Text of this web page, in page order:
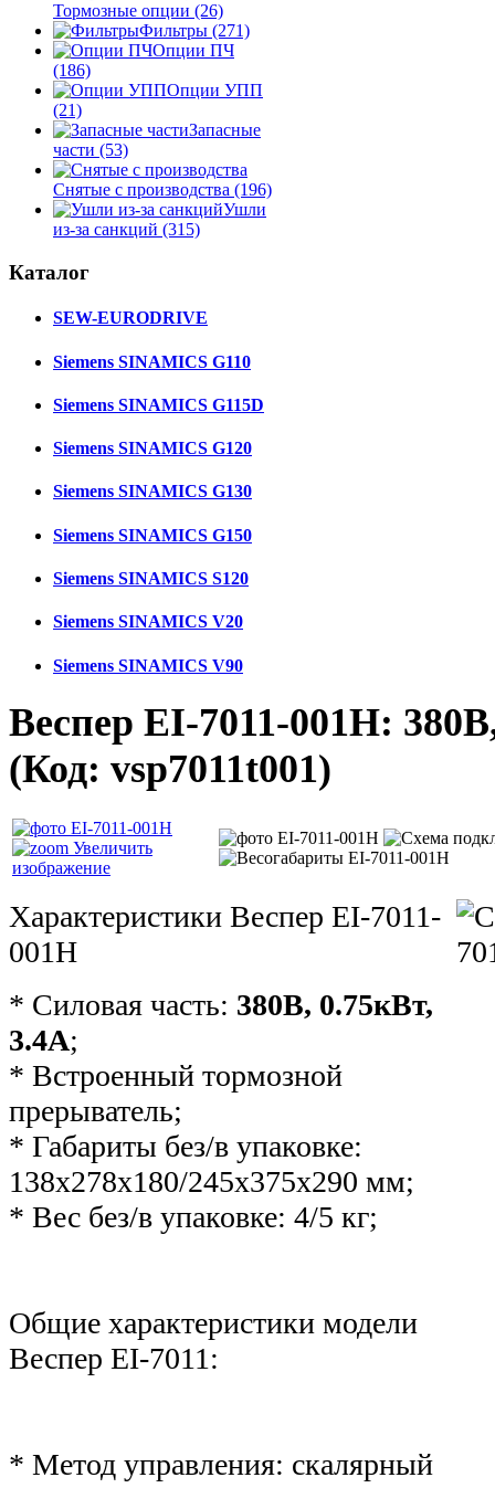
Тормозные опции (26)
Фильтры (271)
Опции ПЧ
(186)
Опции УПП
(21)
Запасные
части (53)
Снятые с производства (196)
Ушли
из-за санкций (315)
Каталог
SEW-EURODRIVE
Siemens SINAMICS G110
Siemens SINAMICS G115D
Siemens SINAMICS G120
Siemens SINAMICS G130
Siemens SINAMICS G150
Siemens SINAMICS S120
Siemens SINAMICS V20
Siemens SINAMICS V90
Веспер ЕI-7011-001Н:
(Код: vsp7011t001)
Увеличить
изображение
Характеристики Веспер ЕI-7011-
001Н
* Силовая часть: 380В, 0.75кВт,
3.4А;
* Встроенный тормозной
прерыватель;
* Габариты без/в упаковке:
138x278х180/245х375х290 мм;
* Вес без/в упаковке: 4/5 кг;
Общие характеристики модели
Веспер ЕI-7011:
* Метод управления: скалярный